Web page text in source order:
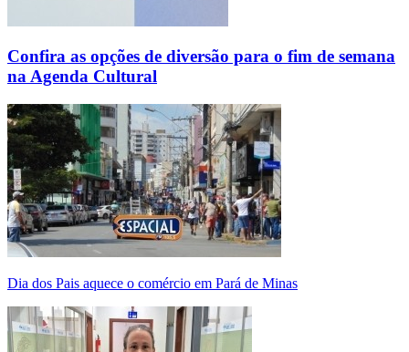
Confira as opções de diversão para o fim de semana
na Agenda Cultural
Dia dos Pais aquece o comércio em Pará de Minas